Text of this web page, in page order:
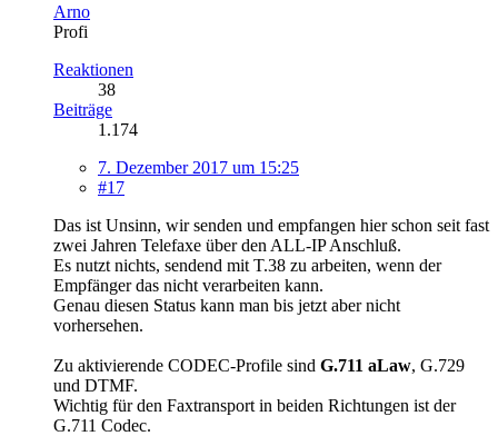
Arno
Profi
Reaktionen
38
Beiträge
1.174
7. Dezember 2017 um 15:25
#17
Das ist Unsinn, wir senden und empfangen hier schon seit fast
zwei Jahren Telefaxe über den ALL-IP Anschluß.
Es nutzt nichts, sendend mit T.38 zu arbeiten, wenn der
Empfänger das nicht verarbeiten kann.
Genau diesen Status kann man bis jetzt aber nicht
vorhersehen.
Zu aktivierende CODEC-Profile sind G.711 aLaw, G.729
und DTMF.
Wichtig für den Faxtransport in beiden Richtungen ist der
G.711 Codec.